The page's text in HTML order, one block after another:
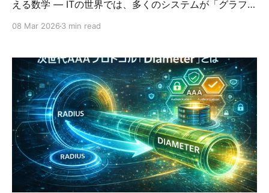
える数学 ― ITの世界では、多くのシステムが「グラフ」
記事では、IT分野でグラフ理論がどのように使われてい
るのかをわかりやすく解説します。 グラフ理論とは何か
まず、グラフ理論とは何かを簡単に説明します。 グラフ
とは ノード（点） + エッジ（線） で構成される構造で
す。 例： A ─ B \ / C ここでは * A, B, C → ノード * 線
→ エッジ になります。 この構造は 「もの同士の関係」
を表すのに非常に便利です。 インターネットは巨大なグ
ラフ インターネットの構造は、まさに巨大なグラフで
す。 要素 グラフ ルータ ノード 通信リンク エッジ
08 Mar 2026 3 min read